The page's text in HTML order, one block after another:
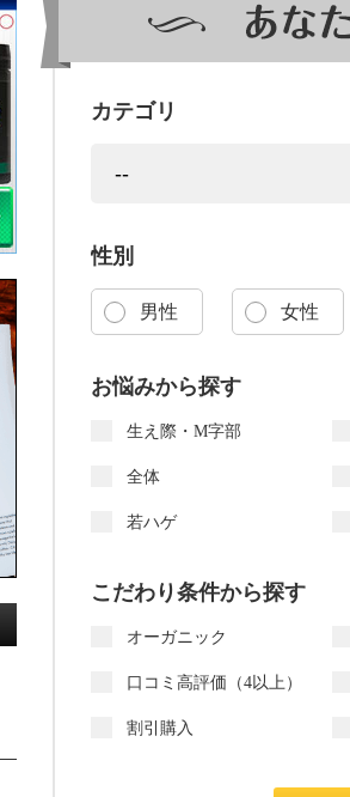
カテゴリ
性別
男性 女性
お悩みから探す
生え際・M字部
全体
若ハゲ
こだわり条件から探す
オーガニック
口コミ高評価（4以上）
割引購入